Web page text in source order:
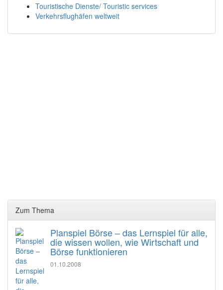
Touristische Dienste/ Touristic services
Verkehrsflughäfen weltweit
Zum Thema
Planspiel Börse – das Lernspiel für alle,
die wissen wollen, wie Wirtschaft und
Börse funktionieren
01.10.2008